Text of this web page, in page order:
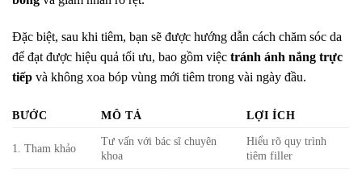
Đặc biệt, sau khi tiêm, bạn sẽ được hướng dẫn cách chăm sóc da
để đạt được hiệu quả tối ưu, bao gồm việc tránh ánh nắng trực
tiếp và không xoa bóp vùng mới tiêm trong vài ngày đầu.
BƯỚC MÔ TẢ LỢI ÍCH
1. Tham khảo
Tư vấn với bác sĩ chuyên
khoa
Hiểu rõ quy trình
tiêm filler